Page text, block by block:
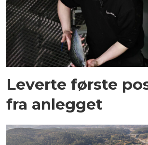
Leverte første
fra anlegget